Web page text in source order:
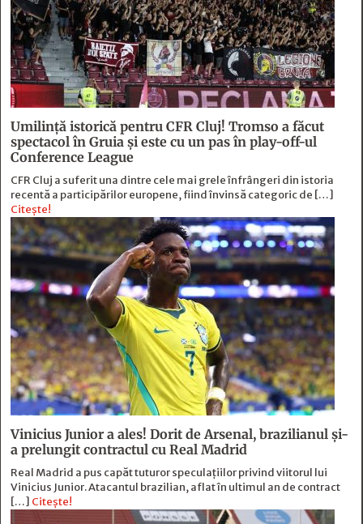
Umilință istorică pentru CFR Cluj! Tromso a făcut
spectacol în Gruia și este cu un pas în play-off-ul
Conference League
CFR Cluj a suferit una dintre cele mai grele înfrângeri din istoria
recentă a participărilor europene, fiind învinsă categoric de […]
Citește!
Vinicius Junior a ales! Dorit de Arsenal, brazilianul și-
a prelungit contractul cu Real Madrid
Real Madrid a pus capăt tuturor speculațiilor privind viitorul lui
Vinicius Junior. Atacantul brazilian, aflat în ultimul an de contract
[…] Citește!